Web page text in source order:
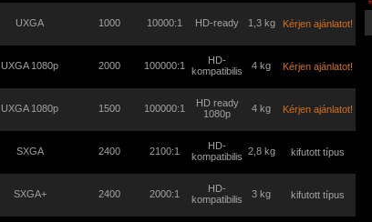
UXGA 1000 10000:1 HD-ready 1,3 kg Kérjen ajánlatot!
UXGA 1080p 2000 100000:1
HD-
kompatibilis
4 kg Kérjen ajánlatot!
UXGA 1080p 1500 100000:1
HD ready
1080p
4 kg Kérjen ajánlatot!
SXGA 2400 2100:1
HD-
kompatibilis 2,8 kg kifutott típus
SXGA+ 2400 2000:1
HD-
kompatibilis
3 kg kifutott típus